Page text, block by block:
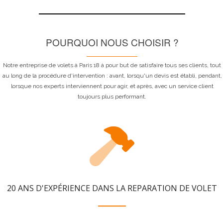
POURQUOI NOUS CHOISIR ?
Notre entreprise de volets à Paris 18 à pour but de satisfaire tous ses clients, tout
au long de la procédure d'intervention : avant, lorsqu'un devis est établi, pendant,
lorsque nos experts interviennent pour agir, et après, avec un service client
toujours plus performant.
20 ANS D'EXPÉRIENCE DANS LA REPARATION DE VOLET